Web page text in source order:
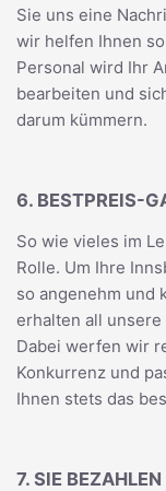
Sie uns eine
wir helfen Ihnen
Personal wird Ihr
bearbeiten und
darum kümmern.
6. BESTPREIS-
So wie vieles im
Rolle. Um Ihre
so angenehm und
erhalten all
Dabei werfen wir
Konkurrenz und
Ihnen stets das
7. SIE